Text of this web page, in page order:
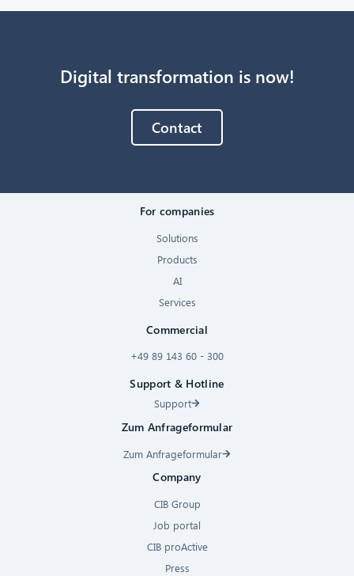
Digital transformation is now!
Contact
For companies
Solutions
Products
AI
Services
Commercial
+49 89 143 60 - 300
Support & Hotline
Support
Zum Anfrageformular
Zum Anfrageformular
Company
CIB Group
Job portal
CIB proActive
Press